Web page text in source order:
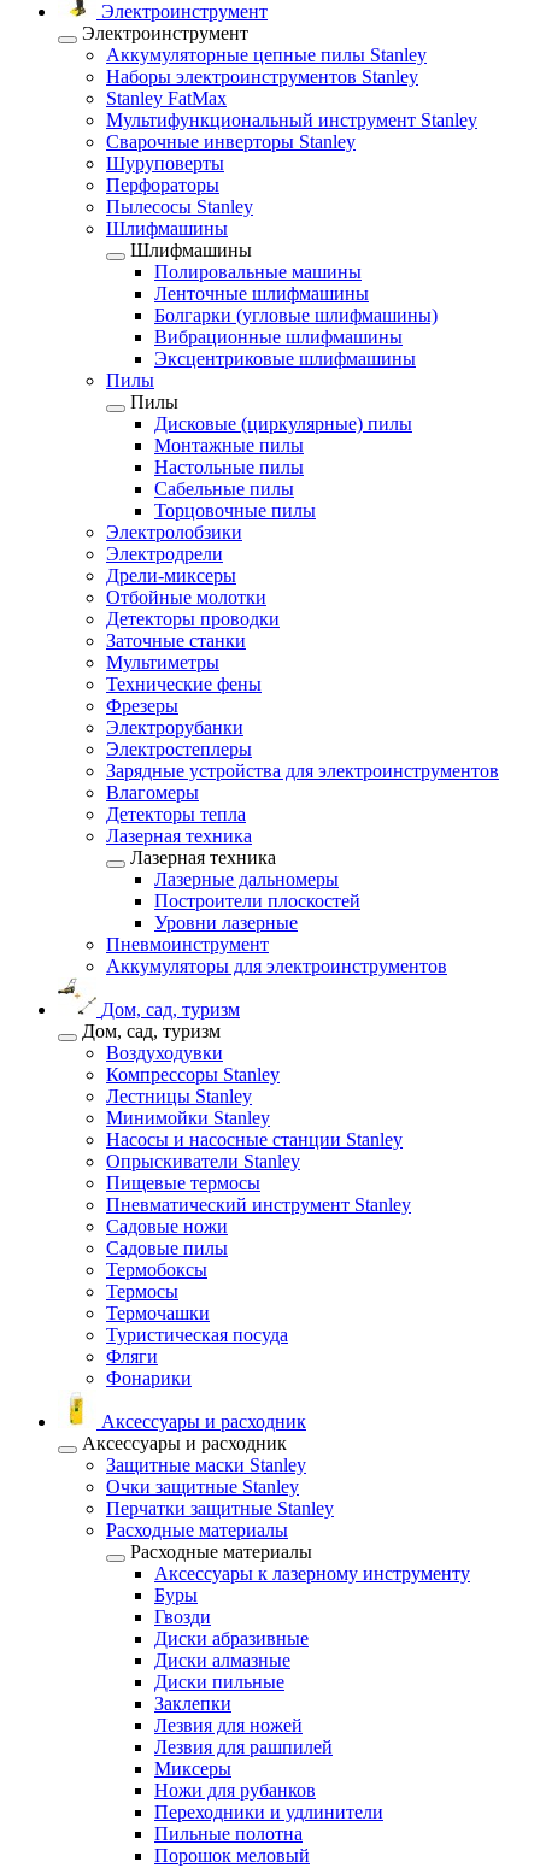
Электроинструмент
Электроинструмент
Аккумуляторные цепные пилы Stanley
Наборы электроинструментов Stanley
Stanley FatMax
Мультифункциональный инструмент Stanley
Сварочные инверторы Stanley
Шуруповерты
Перфораторы
Пылесосы Stanley
Шлифмашины
Шлифмашины
Полировальные машины
Ленточные шлифмашины
Болгарки (угловые шлифмашины)
Вибрационные шлифмашины
Эксцентриковые шлифмашины
Пилы
Пилы
Дисковые (циркулярные) пилы
Монтажные пилы
Настольные пилы
Сабельные пилы
Торцовочные пилы
Электролобзики
Электродрели
Дрели-миксеры
Отбойные молотки
Детекторы проводки
Заточные станки
Мультиметры
Технические фены
Фрезеры
Электрорубанки
Электростеплеры
Зарядные устройства для электроинструментов
Влагомеры
Детекторы тепла
Лазерная техника
Лазерная техника
Лазерные дальномеры
Построители плоскостей
Уровни лазерные
Пневмоинструмент
Аккумуляторы для электроинструментов
Дом, сад, туризм
Дом, сад, туризм
Воздуходувки
Компрессоры Stanley
Лестницы Stanley
Минимойки Stanley
Насосы и насосные станции Stanley
Опрыскиватели Stanley
Пищевые термосы
Пневматический инструмент Stanley
Садовые ножи
Садовые пилы
Термобоксы
Термосы
Термочашки
Туристическая посуда
Фляги
Фонарики
Аксессуары и расходник
Аксессуары и расходник
Защитные маски Stanley
Очки защитные Stanley
Перчатки защитные Stanley
Расходные материалы
Расходные материалы
Аксессуары к лазерному инструменту
Буры
Гвозди
Диски абразивные
Диски алмазные
Диски пильные
Заклепки
Лезвия для ножей
Лезвия для рашпилей
Миксеры
Ножи для рубанков
Переходники и удлинители
Пильные полотна
Порошок меловый